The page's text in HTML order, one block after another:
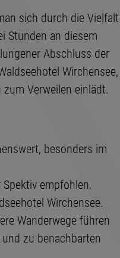
sich durch die Vielfalt
Stunden an diesem
Abschluss der
Wirchensee,
Verweilen einlädt.
besonders im
empfohlen.
Wirchensee.
Wanderwege führen
zu benachbarten